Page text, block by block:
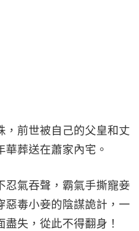
，前世被自己的父皇和丈
葬送在蕭家內宅。
忍氣吞聲，霸氣手撕寵妾
惡毒小妾的陰謀詭計，一
失，從此不得翻身！